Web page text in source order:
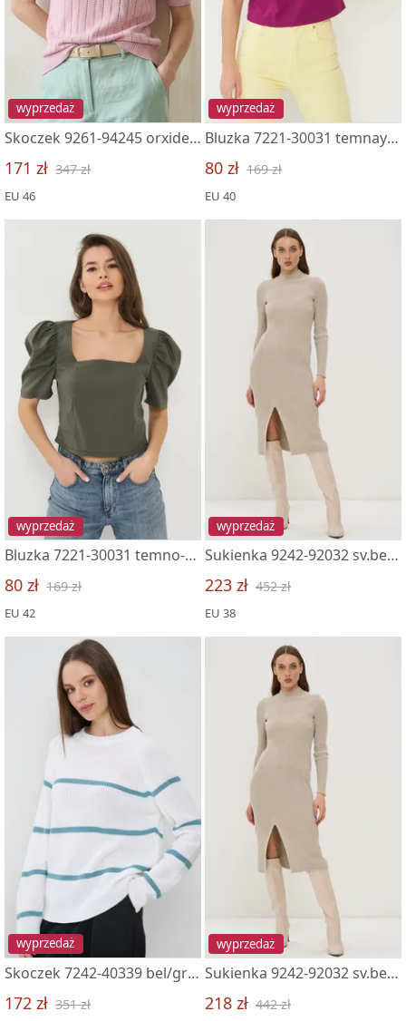
wyprzedaż
Skoczek 9261-94245 orxideya
171 zł 347 zł
EU 46
wyprzedaż
Bluzka 7221-30031 temnaya fuksiya
80 zł 169 zł
EU 40
wyprzedaż
Bluzka 7221-30031 temno-olivk
80 zł 169 zł
EU 42
wyprzedaż
Sukienka 9242-92032 sv.bezh
223 zł 452 zł
EU 38
wyprzedaż
Skoczek 7242-40339 bel/grozovoe nebo
172 zł 351 zł
wyprzedaż
Sukienka 9242-92032 sv.bezh
218 zł 442 zł